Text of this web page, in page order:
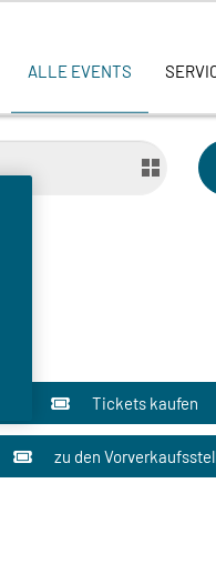
ALLE EVENTS
Tickets kaufen
zu den